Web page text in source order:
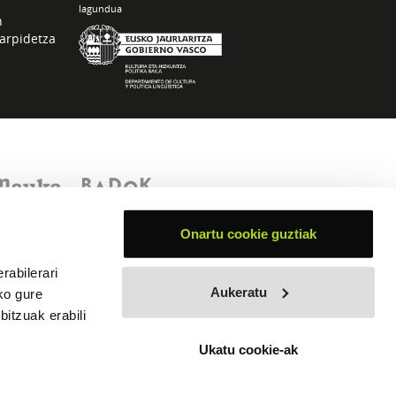
gure
erabili
Onartu cookie guztiak
Aukeratu
Ukatu cookie-ak
lagundua